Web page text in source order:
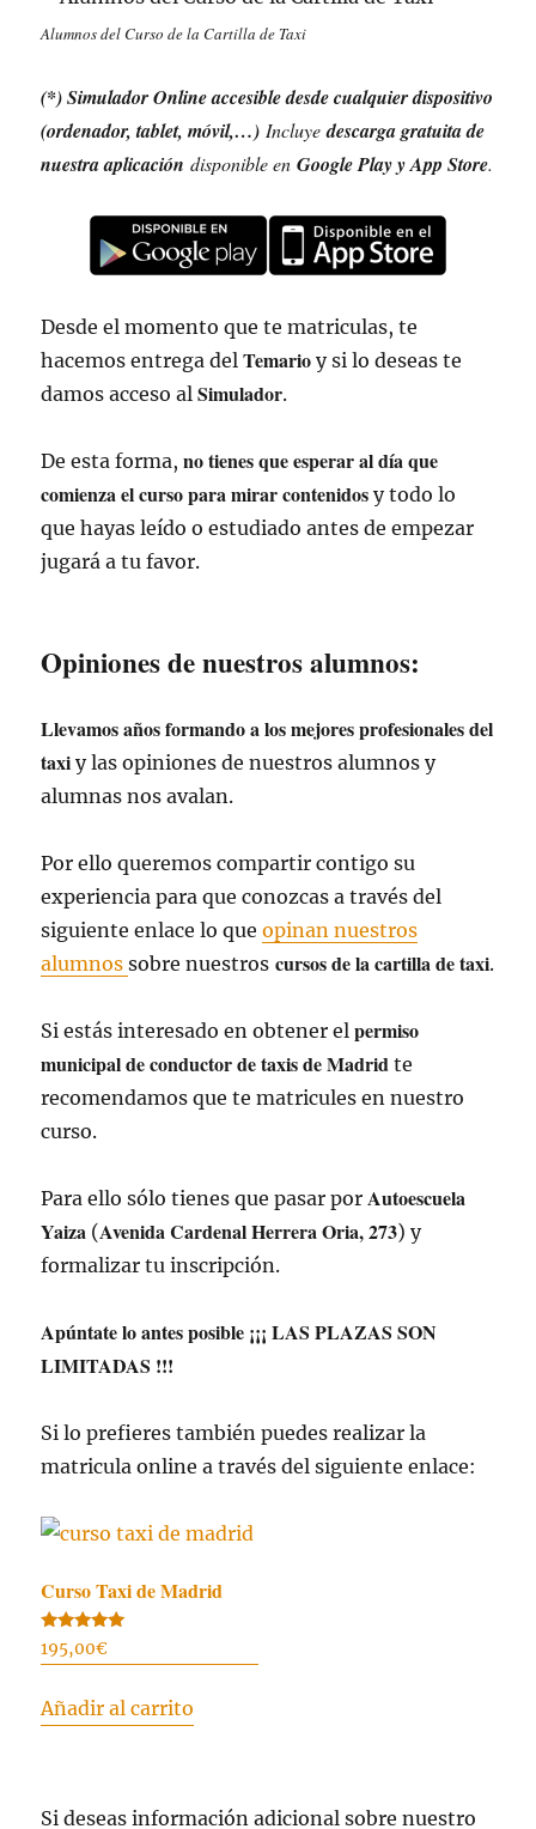
Alumnos del Curso de la Cartilla de Taxi
(*) Simulador Online accesible desde cualquier dispositivo
(ordenador, tablet, móvil,…)Incluyedescarga gratuita de
nuestra aplicación disponible enGoogle Play y App Store.
Desde el momento que te matriculas, te
hacemos entrega delTemario y si lo deseas te
damos acceso alSimulador.
De esta forma,no tienes que esperar al día que
comienza el curso para mirar contenidos y todo lo
que hayas leído o estudiado antes de empezar
jugará a tu favor.
Opiniones de nuestros alumnos:
Llevamos años formando a los mejores profesionales del
taxi y las opiniones de nuestros alumnos y
alumnas nos avalan.
Por ello queremos compartir contigo su
experiencia para que conozcas a través del
siguiente enlace lo queopinan nuestros
alumnossobre nuestros cursos de la cartilla de taxi.
Si estás interesado en obtener elpermiso
municipal de conductor de taxis de Madrid te
recomendamos que te matricules en nuestro
curso.
Para ello sólo tienes que pasar por Autoescuela
Yaiza (Avenida Cardenal Herrera Oria, 273) y
formalizar tu inscripción.
Apúntate lo antes posible ¡¡¡ LAS PLAZAS SON
LIMITADAS !!!
Si lo prefieres también puedes realizar la
matricula online a través del siguiente enlace:
Curso Taxi de Madrid
Valorado
con
195,00€
Añadir al carrito
Si deseas información adicional sobre nuestro